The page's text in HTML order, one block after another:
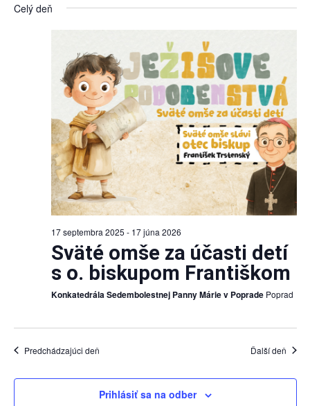
and
Views
dátum.
Celý deň
17 septembra 2025 - 17 júna 2026
Sväté omše za účasti detí
s o. biskupom Františkom
Konkatedrála Sedembolestnej Panny Márie v Poprade Poprad
Predchádzajúci deň Ďalší deň
Prihlásiť sa na odber